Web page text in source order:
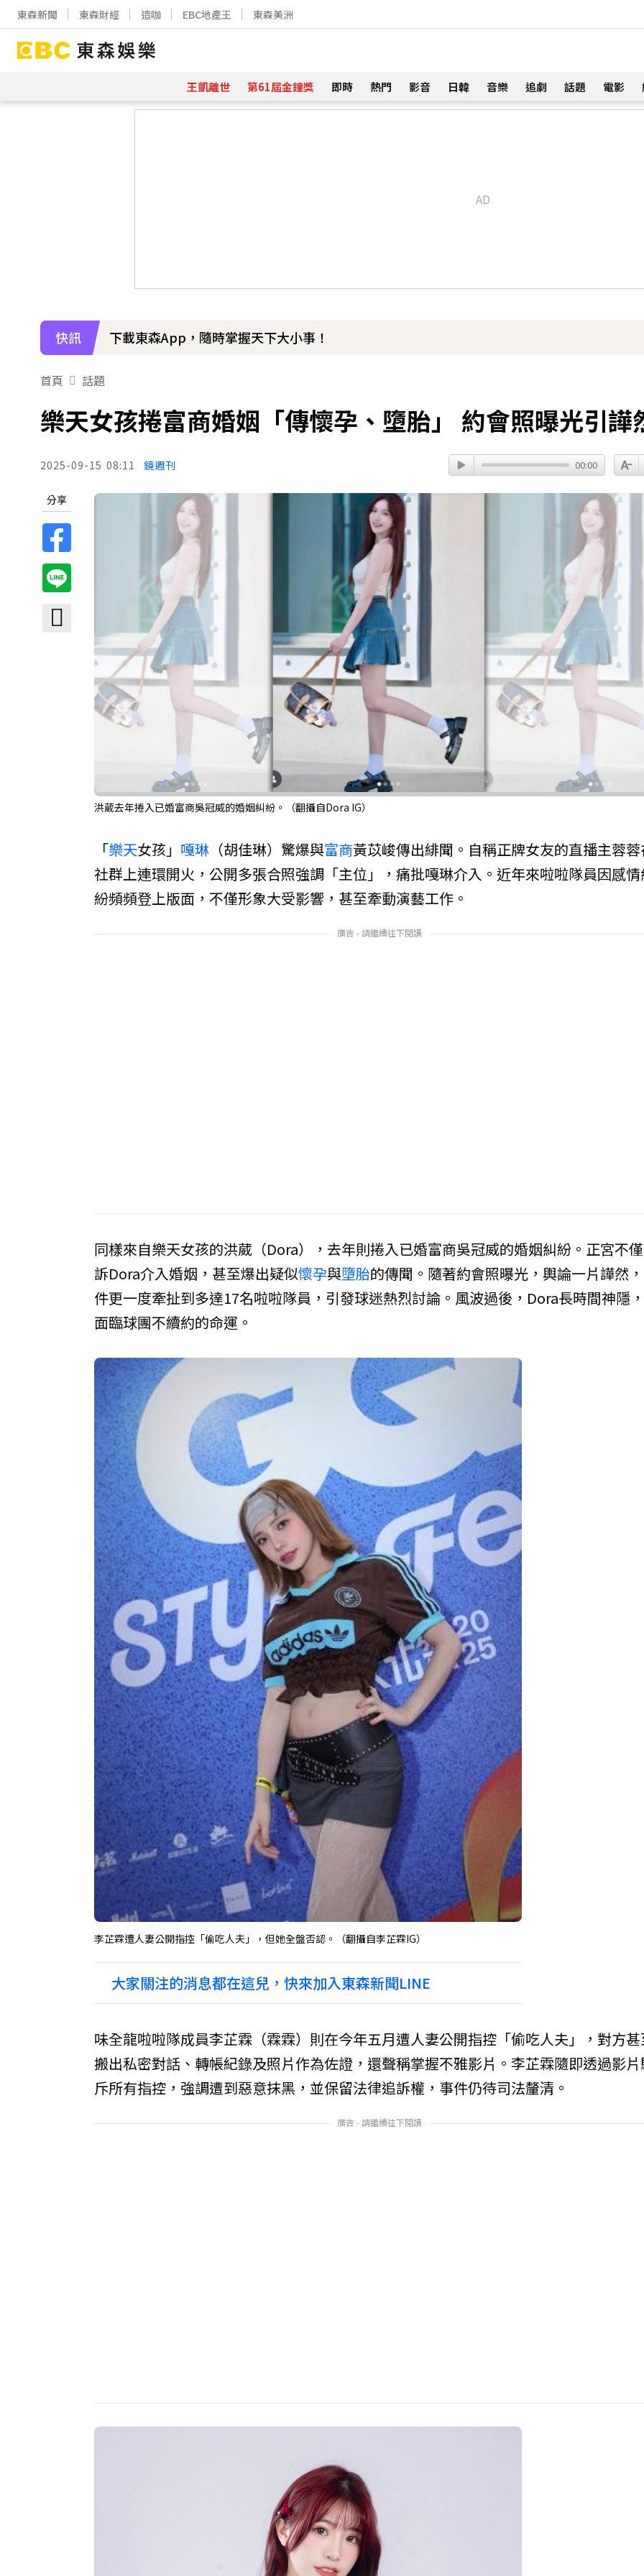
東森新聞 東森財經 造咖 EBC地產王 東森美洲
王凱離世 第61屆金鐘獎 即時 熱門 影音 日韓 音樂 追劇 話題 電影
快訊 下載東森App，隨時掌握天下大小事！
首頁 話題
樂天女孩捲富商婚姻「傳懷孕、墮胎」 約會照曝光引譁
2025-09-15 08:11 鏡週刊 00:00
分享
洪葳去年捲入已婚富商吳冠威的婚姻糾紛。（翻攝自Dora IG）
「樂天女孩」 嘎琳 （胡佳琳）驚爆與富商黃苡峻傳出緋聞。自稱正牌女友的直播主蓉
社群上連環開火，公開多張合照強調「主位」，痛批嘎琳介入。近年來啦啦隊員因感
紛頻頻登上版面，不僅形象大受影響，甚至牽動演藝工作。
廣告 - 請繼續往下閱讀
同樣來自樂天女孩的洪葳（Dora），去年則捲入已婚富商吳冠威的婚姻糾紛。正宮不
訴Dora介入婚姻，甚至爆出疑似懷孕與墮胎的傳聞。隨著約會照曝光，輿論一片譁然
件更一度牽扯到多達17名啦啦隊員，引發球迷熱烈討論。風波過後，Dora長時間神隱
面臨球團不續約的命運。
李芷霖遭人妻公開指控「偷吃人夫」，但她全盤否認。（翻攝自李芷霖IG）
大家關注的消息都在這兒，快來加入東森新聞LINE
味全龍啦啦隊成員李芷霖（霖霖）則在今年五月遭人妻公開指控「偷吃人夫」，對方
搬出私密對話、轉帳紀錄及照片作為佐證，還聲稱掌握不雅影片。李芷霖隨即透過影
斥所有指控，強調遭到惡意抹黑，並保留法律追訴權，事件仍待司法釐清。
廣告 - 請繼續往下閱讀